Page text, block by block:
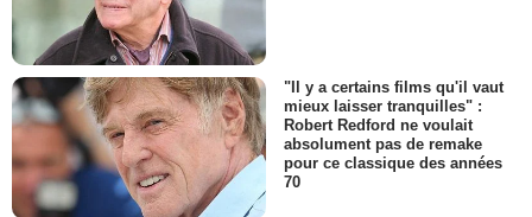
"Il y a certains films qu'il vaut
mieux laisser tranquilles" :
Robert Redford ne voulait
absolument pas de remake
pour ce classique des années
70